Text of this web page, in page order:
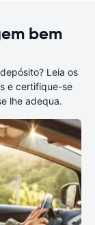
bem
Leia os
e certifique-se
lhe adequa.